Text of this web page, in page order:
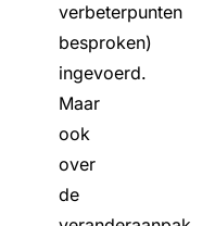
verbeterpunten
besproken)
ingevoerd.
Maar
ook
over
de